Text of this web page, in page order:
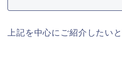
上記を中心にご紹介したい